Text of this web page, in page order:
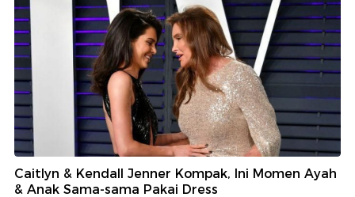
Caitlyn & Kendall Jenner Kompak, Ini Momen Ayah
& Anak Sama-sama Pakai Dress